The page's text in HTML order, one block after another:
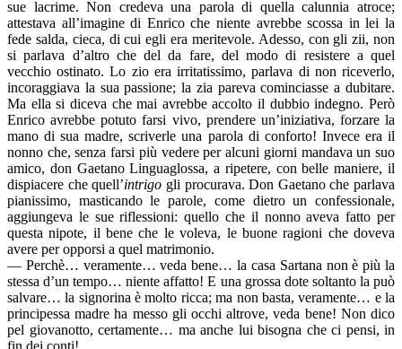
sue lacrime. Non credeva una parola di quella calunnia atroce;
attestava all’imagine di Enrico che niente avrebbe scossa in lei la
fede salda, cieca, di cui egli era meritevole. Adesso, con gli zii, non
si parlava d’altro che del da fare, del modo di resistere a quel
vecchio ostinato. Lo zio era irritatissimo, parlava di non riceverlo,
incoraggiava la sua passione; la zia pareva cominciasse a dubitare.
Ma ella si diceva che mai avrebbe accolto il dubbio indegno. Però
Enrico avrebbe potuto farsi vivo, prendere un’iniziativa, forzare la
mano di sua madre, scriverle una parola di conforto! Invece era il
nonno che, senza farsi più vedere per alcuni giorni mandava un suo
amico, don Gaetano Linguaglossa, a ripetere, con belle maniere, il
dispiacere che quell’intrigo gli procurava. Don Gaetano che parlava
pianissimo, masticando le parole, come dietro un confessionale,
aggiungeva le sue riflessioni: quello che il nonno aveva fatto per
questa nipote, il bene che le voleva, le buone ragioni che doveva
avere per opporsi a quel matrimonio.
— Perchè… veramente… veda bene… la casa Sartana non è più la
stessa d’un tempo… niente affatto! E una grossa dote soltanto la può
salvare… la signorina è molto ricca; ma non basta, veramente… e la
principessa madre ha messo gli occhi altrove, veda bene! Non dico
pel giovanotto, certamente… ma anche lui bisogna che ci pensi, in